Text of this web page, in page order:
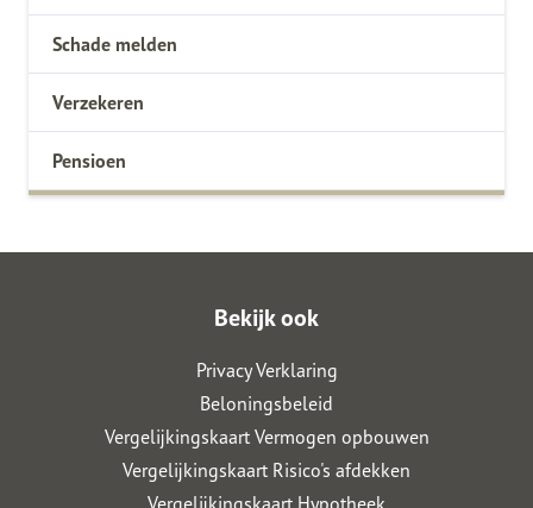
Schade melden
Verzekeren
Pensioen
Bekijk ook
Privacy Verklaring
Beloningsbeleid
Vergelijkingskaart Vermogen opbouwen
Vergelijkingskaart Risico's afdekken